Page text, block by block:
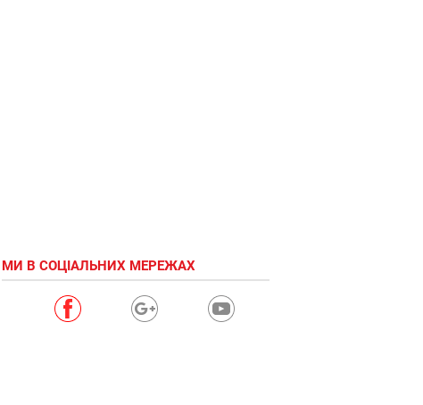
Барсик, и
думаю :
крепко-ли
МИ В СОЦІАЛЬНИХ МЕРЕЖАХ